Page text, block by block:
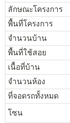
ลักษณะโครงการ
พื้นที่โครงการ
จำนวนบ้าน
พื้นที่ใช้สอย
เนื้อที่บ้าน
จำนวนห้อง
ที่จอดรถทั้งหมด
โซน